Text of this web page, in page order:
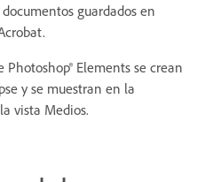
documentos guardados en
Photoshop® Elements se crean
y se muestran en la
vista Medios.